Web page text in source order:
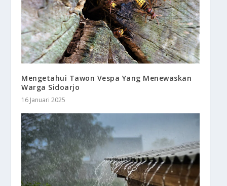
Mengetahui Tawon Vespa Yang Menewaskan
Warga Sidoarjo
16 Januari 2025